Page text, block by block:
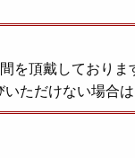
を頂戴しておりま
ただけない場合